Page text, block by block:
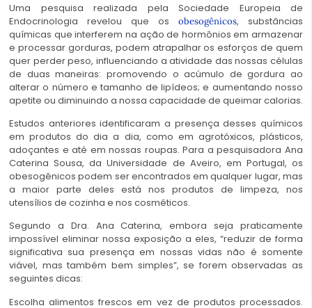
Uma pesquisa realizada pela Sociedade Europeia de
Endocrinologia revelou que os obesogênicos, substâncias
químicas que interferem na ação de hormônios em armazenar
e processar gorduras, podem atrapalhar os esforços de quem
quer perder peso, influenciando a atividade das nossas células
de duas maneiras: promovendo o acúmulo de gordura ao
alterar o número e tamanho de lipídeos; e aumentando nosso
apetite ou diminuindo a nossa capacidade de queimar calorias.
Estudos anteriores identificaram a presença desses químicos
em produtos do dia a dia, como em agrotóxicos, plásticos,
adoçantes e até em nossas roupas. Para a pesquisadora Ana
Caterina Sousa, da Universidade de Aveiro, em Portugal, os
obesogênicos podem ser encontrados em qualquer lugar, mas
a maior parte deles está nos produtos de limpeza, nos
utensílios de cozinha e nos cosméticos.
Segundo a Dra. Ana Caterina, embora seja praticamente
impossível eliminar nossa exposição a eles, “reduzir de forma
significativa sua presença em nossas vidas não é somente
viável, mas também bem simples”, se forem observadas as
seguintes dicas:
Escolha alimentos frescos em vez de produtos processados.